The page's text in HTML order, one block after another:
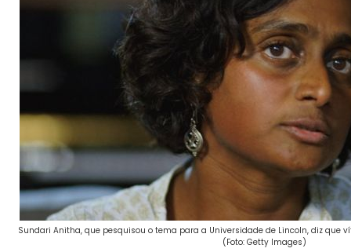
Sundari Anitha, que pesquisou o tema para a Universidade de Lincoln, diz que
(Foto: Getty Images)